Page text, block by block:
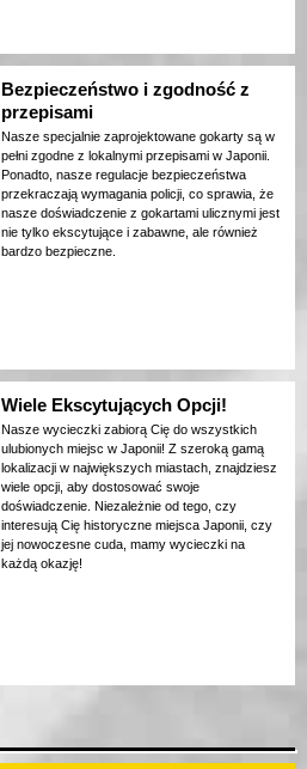
Bezpieczeństwo i zgodność z
przepisami
Nasze specjalnie zaprojektowane gokarty są w
pełni zgodne z lokalnymi przepisami w Japonii.
Ponadto, nasze regulacje bezpieczeństwa
przekraczają wymagania policji, co sprawia, że
nasze doświadczenie z gokartami ulicznymi jest
nie tylko ekscytujące i zabawne, ale również
bardzo bezpieczne.
Wiele Ekscytujących Opcji!
Nasze wycieczki zabiorą Cię do wszystkich
ulubionych miejsc w Japonii! Z szeroką gamą
lokalizacji w największych miastach, znajdziesz
wiele opcji, aby dostosować swoje
doświadczenie. Niezależnie od tego, czy
interesują Cię historyczne miejsca Japonii, czy
jej nowoczesne cuda, mamy wycieczki na
każdą okazję!